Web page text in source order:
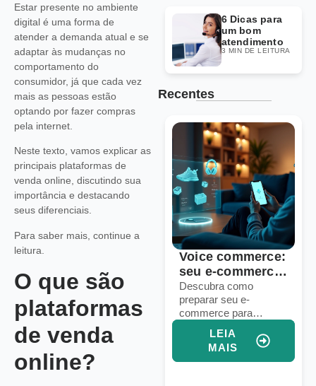
Estar presente no ambiente
digital é uma forma de
atender a demanda atual e se
adaptar às mudanças no
comportamento do
consumidor, já que cada vez
mais as pessoas estão
optando por fazer compras
pela internet.
Neste texto, vamos explicar as
principais plataformas de
venda online, discutindo sua
importância e destacando
seus diferenciais.
Para saber mais, continue a
leitura.
O que são
plataformas
de venda
online?
6 Dicas para
um bom
atendimento
3 MIN DE LEITURA
Recentes
6 sinais de que
sua operação de
dropshipping
precisa de um
upgrade
Identifique falhas em
processos, logística e
marketing para
aprimorar sua
operação de
dropshipping e
aumentar vendas.
LEIA
Voice commerce:
seu e-commerce
está pronto para
vendas por voz?
Descubra como
preparar seu e-
commerce para
vendas por voz e
aumentar conversões
com assistentes
LEIA
MAIS